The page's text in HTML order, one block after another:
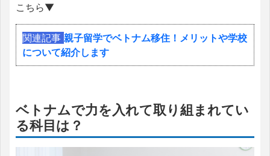
こちら▼
関連記事 親子留学でベトナム移住！メリットや学校
について紹介します
ベトナムで力を入れて取り組まれてい
る科目は？